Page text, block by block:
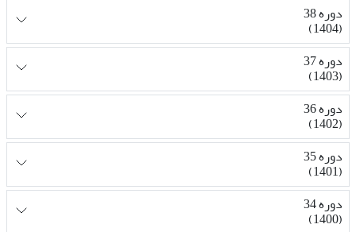
دوره 38
(1404)
دوره 37
(1403)
دوره 36
(1402)
دوره 35
(1401)
دوره 34
(1400)